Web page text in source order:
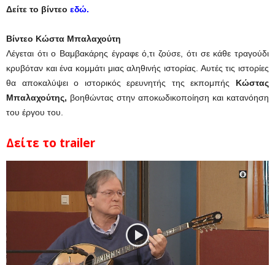
Δείτε το βίντεο εδώ.
Βίντεο Κώστα Μπαλαχούτη
Λέγεται ότι ο Βαμβακάρης έγραφε ό,τι ζούσε, ότι σε κάθε τραγούδι
κρυβόταν και ένα κομμάτι μιας αληθινής ιστορίας. Αυτές τις ιστορίες
θα αποκαλύψει ο ιστορικός ερευνητής της εκπομπής Κώστας
Μπαλαχούτης, βοηθώντας στην αποκωδικοποίηση και κατανόηση
του έργου του.
Δείτε το trailer